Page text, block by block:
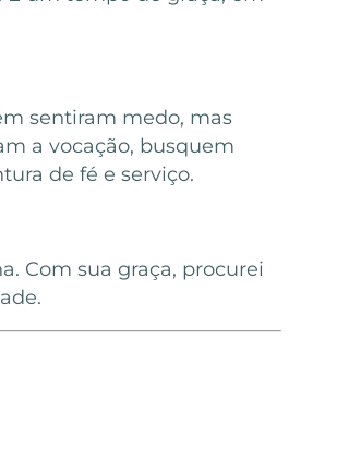
sentiram medo, mas
a vocação, busquem
de fé e serviço.
Com sua graça, procurei